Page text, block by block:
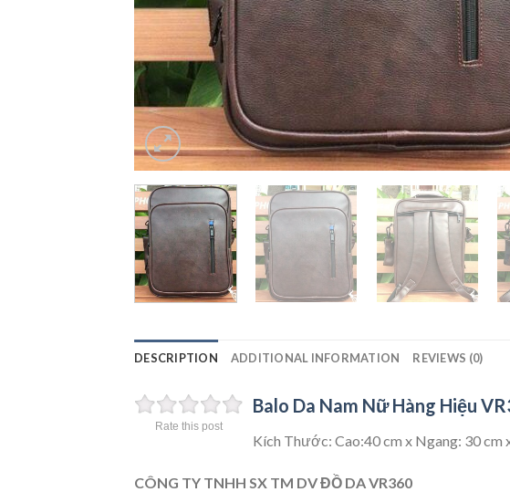
DESCRIPTION ADDITIONAL INFORMATION REVIEWS (0)
Rate this post
Balo Da Nam Nữ Hàng Hiệu
Kích Thước: Cao:40 cm x Ngang: 30 cm
CÔNG TY TNHH SX TM DV ĐỒ DA VR360